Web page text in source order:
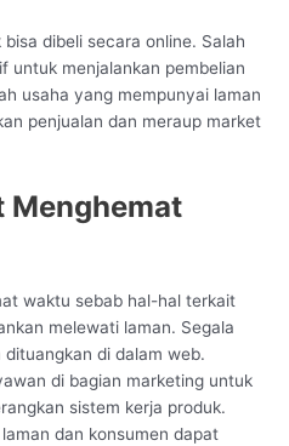
dibeli secara online. Salah
untuk menjalankan pembelian
usaha yang mempunyai laman
penjualan dan meraup market
Menghemat
waktu sebab hal-hal terkait
melewati laman. Segala
di dalam web.
di bagian marketing untuk
sistem kerja produk.
dan konsumen dapat